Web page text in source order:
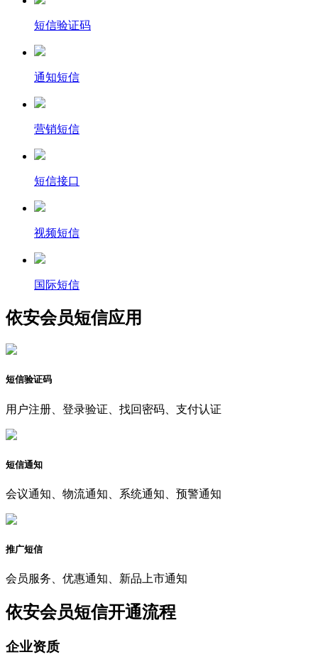
短信验证码
通知短信
营销短信
短信接口
视频短信
国际短信
依安会员短信应用
短信验证码
用户注册、登录验证、找回密码、支付认证
短信通知
会议通知、物流通知、系统通知、预警通知
推广短信
会员服务、优惠通知、新品上市通知
依安会员短信开通流程
企业资质